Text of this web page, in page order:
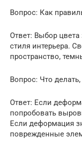
Вопрос: Как
Ответ: Выбор
стиля интерьера.
пространство,
Вопрос: Что
Ответ: Если
попробовать
Если деформация
поврежденные